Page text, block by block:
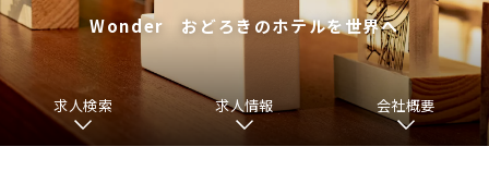
Wonder おどろきのホテルを世界へ
求人検索 求人情報 会社概要